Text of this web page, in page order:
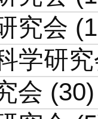
究会
学研
会 (30)